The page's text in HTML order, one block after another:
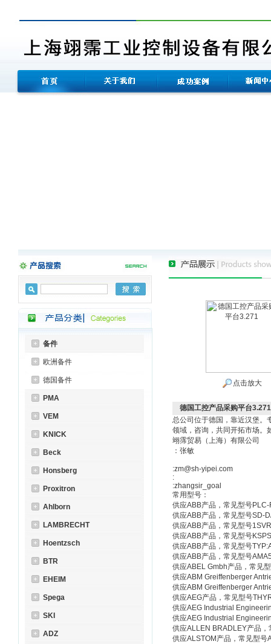
备件
欧洲备件
德国备件
PMA
VEM
KNICK
Beck
Honsberg
Proxitron
Ahlborn
LAMBRECHT
Hoentzsch
BTR
EHEIM
Spega
SKI
ADZ
点击放大
德国工控产品采购平台3.271
总公司位于德国，靠近汉堡。
领域，咨询，共同开拓市场。
翊霈贸易（上海）有限公司
：张敏
:zm@sh-yipei.com
:
:zhangsir_goal
常用型号：
供应ABB产品，常见型号
供应ABB产品，常见型号SD-
供应ABB产品，常见型号
供应ABB产品，常见型号
供应ABB产品，常见型号
供应ABB产品，常见型号
供应ABEL Gmbh产品，常见
供应ABM Greiffenberger
供应ABM Greiffenberger
供应AEG产品，常见型号
供应AEG Industrial
供应AEG Industrial
供应ALLEN BRADLEY产品
供应ALSTOM产品，常见型